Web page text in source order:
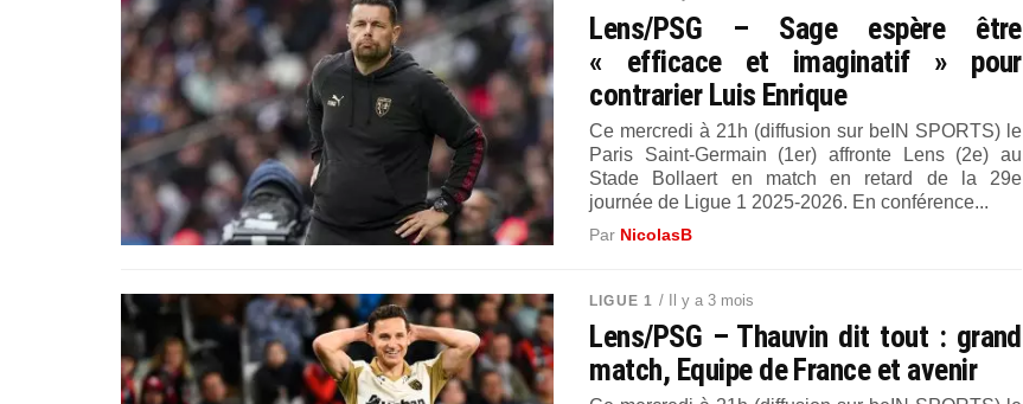
Lens/PSG – Sage espère être
« efficace et imaginatif » pour
contrarier Luis Enrique
Ce mercredi à 21h (diffusion sur beIN SPORTS) le
Paris Saint-Germain (1er) affronte Lens (2e) au
Stade Bollaert en match en retard de la 29e
journée de Ligue 1 2025-2026. En conférence...
Par NicolasB
LIGUE 1 / Il y a 3 mois
Lens/PSG – Thauvin dit tout : grand
match, Equipe de France et avenir